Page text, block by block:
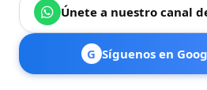
Únete a nuestro canal
G Síguenos en